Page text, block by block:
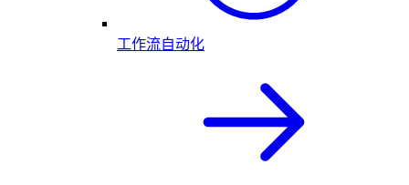
工作流自动化